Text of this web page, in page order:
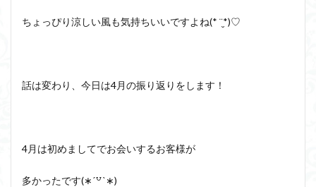
ちょっぴり涼しい風も気持ちいいですよね(* ¨̮*)♡
話は変わり、今日は4月の振り返りをします！
4月は初めましてでお会いするお客様が
多かったです(∗ˊ꒵ˋ∗)